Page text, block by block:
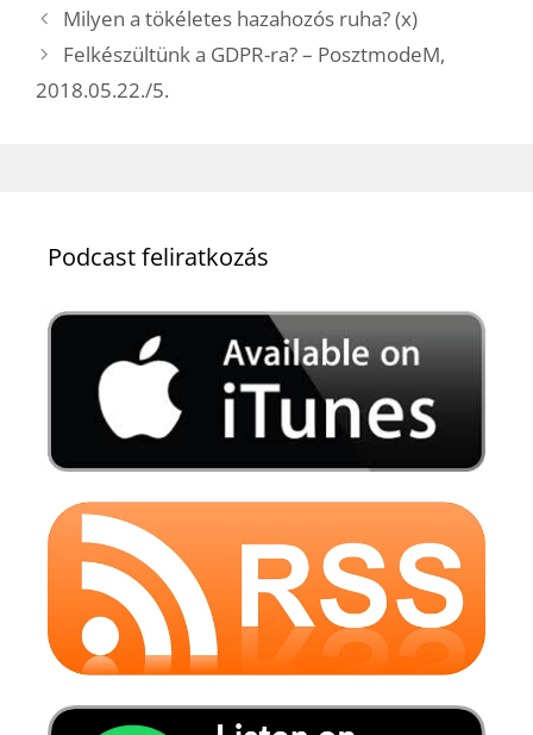
Milyen a tökéletes hazahozós ruha? (x)
Felkészültünk a GDPR-ra? – PosztmodeM,
2018.05.22./5.
Podcast feliratkozás